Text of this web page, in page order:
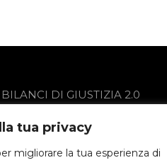
tua privacy
migliorare la tua esperienza di
DI GIUSTIZIA 2.0